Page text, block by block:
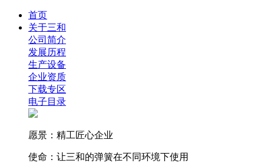
首页
关于三和
公司简介
发展历程
生产设备
企业资质
下载专区
电子目录
愿景：精工匠心企业
使命：让三和的弹簧在不同环境下使用